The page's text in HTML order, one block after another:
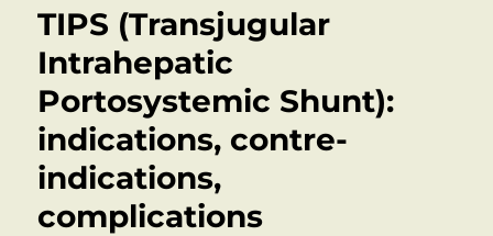
TIPS (Transjugular
Intrahepatic
Portosystemic Shunt):
indications, contre-
indications,
complications